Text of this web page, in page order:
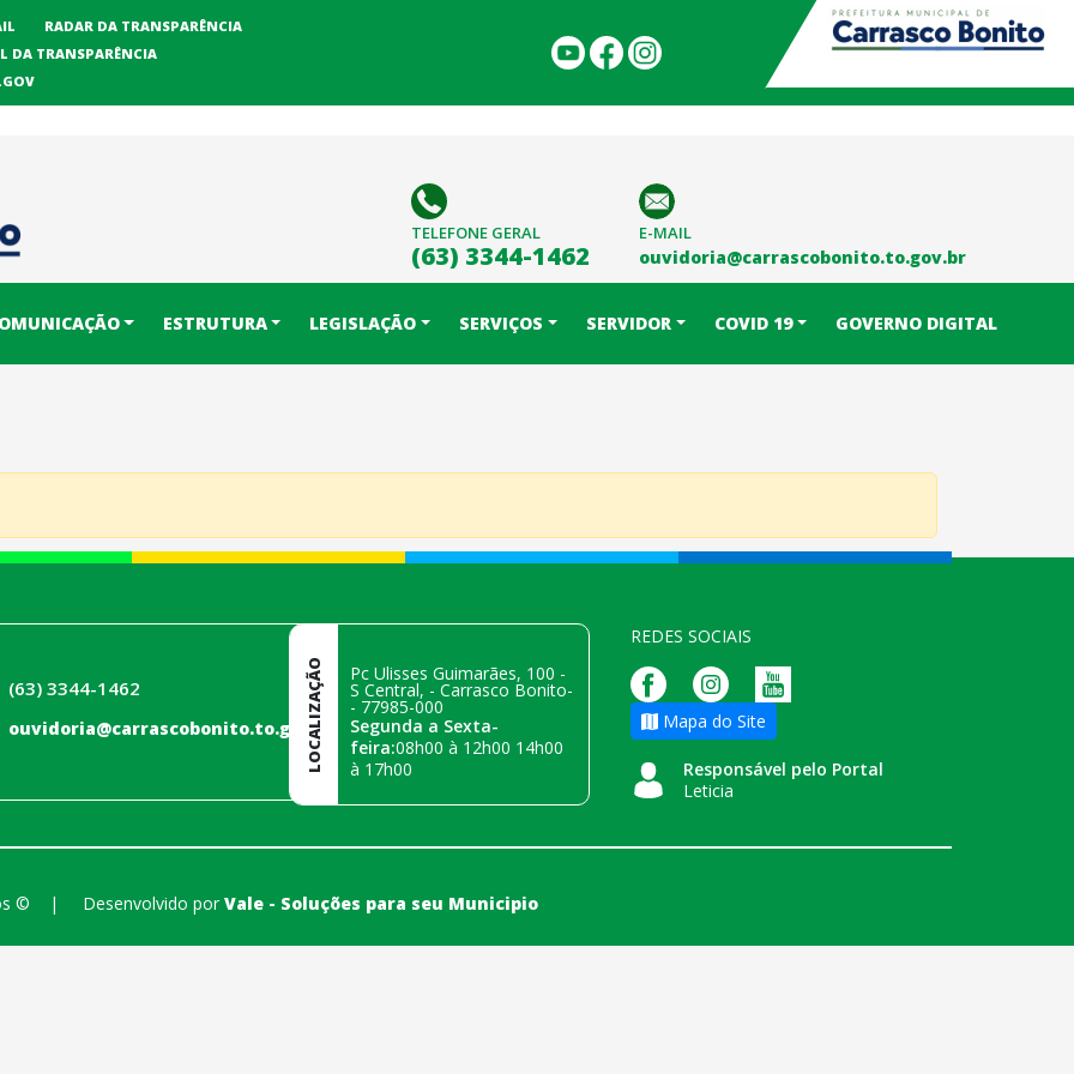
RADAR DA TRANSPARÊNCIA
DA TRANSPARÊNCIA
TELEFONE GERAL
(63) 3344-1462
E-MAIL
ouvidoria@carrascobonito.to.gov.br
ESTRUTURA LEGISLAÇÃO SERVIÇOS SERVIDOR COVID 19 GOVERNO DIGITAL
(63) 3344-1462
ouvidoria@carrascobonito.to.gov.br
LOCALIZAÇÃO Pc Ulisses Guimarães, 100 -
S Central, - Carrasco Bonito-
- 77985-000
Segunda a Sexta-
feira:08h00 à 12h00 14h00
à 17h00
REDES SOCIAIS
Mapa do Site
Responsável pelo Portal
Leticia
© | Desenvolvido por Vale - Soluções para seu Municipio